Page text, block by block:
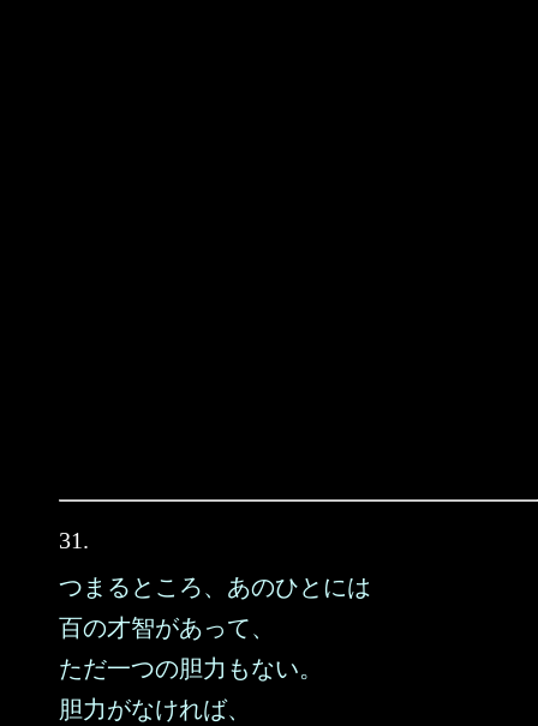
31.
つまるところ、あのひとには
百の才智があって、
ただ一つの胆力もない。
胆力がなければ、